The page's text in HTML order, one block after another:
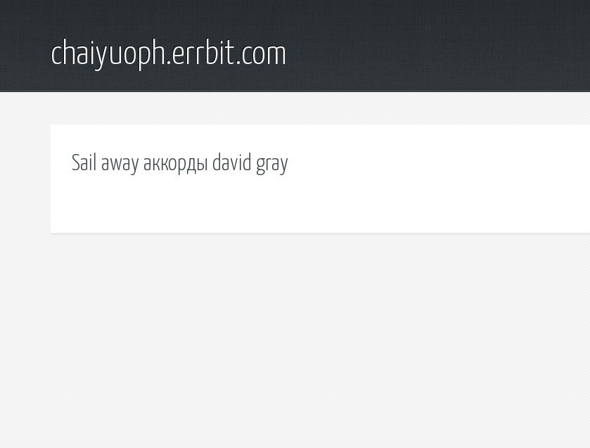
chaiyuoph.errbit.com
Sail away аккорды david gray